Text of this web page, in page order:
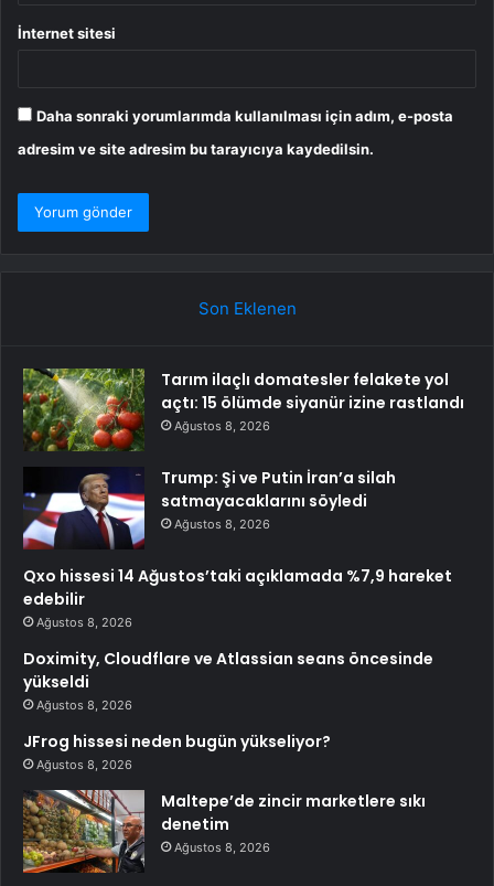
İnternet sitesi
Daha sonraki yorumlarımda kullanılması için adım, e-posta
adresim ve site adresim bu tarayıcıya kaydedilsin.
Son Eklenen
Tarım ilaçlı domatesler felakete yol
açtı: 15 ölümde siyanür izine rastlandı
Ağustos 8, 2026
Trump: Şi ve Putin İran’a silah
satmayacaklarını söyledi
Ağustos 8, 2026
Qxo hissesi 14 Ağustos’taki açıklamada %7,9 hareket
edebilir
Ağustos 8, 2026
Doximity, Cloudflare ve Atlassian seans öncesinde
yükseldi
Ağustos 8, 2026
JFrog hissesi neden bugün yükseliyor?
Ağustos 8, 2026
Maltepe’de zincir marketlere sıkı
denetim
Ağustos 8, 2026